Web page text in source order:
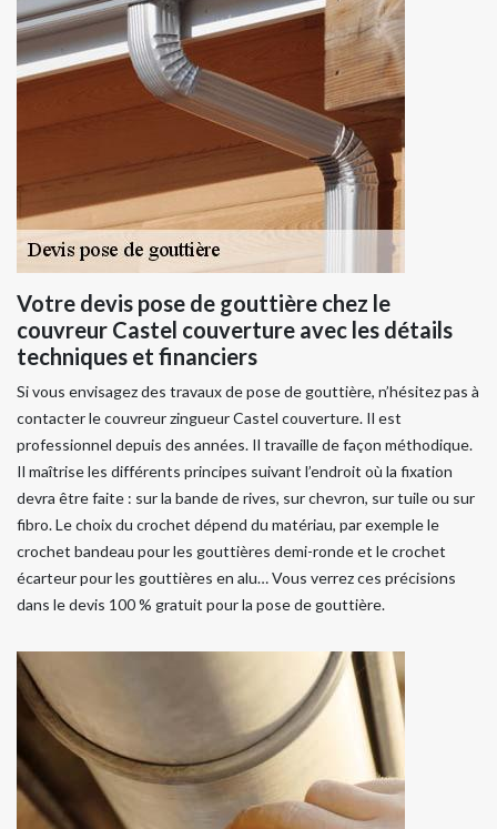
Votre devis pose de gouttière chez le
couvreur Castel couverture avec les détails
techniques et financiers
Si vous envisagez des travaux de pose de gouttière, n’hésitez pas à
contacter le couvreur zingueur Castel couverture. Il est
professionnel depuis des années. Il travaille de façon méthodique.
Il maîtrise les différents principes suivant l’endroit où la fixation
devra être faite : sur la bande de rives, sur chevron, sur tuile ou sur
fibro. Le choix du crochet dépend du matériau, par exemple le
crochet bandeau pour les gouttières demi-ronde et le crochet
écarteur pour les gouttières en alu… Vous verrez ces précisions
dans le devis 100 % gratuit pour la pose de gouttière.